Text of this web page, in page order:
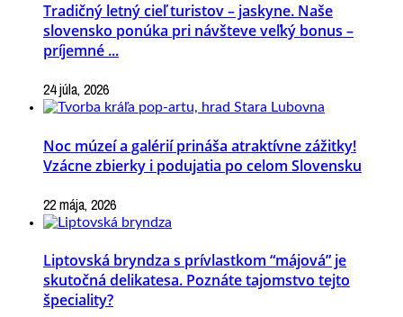
Tradičný letný cieľ turistov – jaskyne. Naše
slovensko ponúka pri návšteve veľký bonus –
príjemné ...
24 júla, 2026
Noc múzeí a galérií prináša atraktívne zážitky!
Vzácne zbierky i podujatia po celom Slovensku
22 mája, 2026
Liptovská bryndza s prívlastkom “májová” je
skutočná delikatesa. Poznáte tajomstvo tejto
špeciality?